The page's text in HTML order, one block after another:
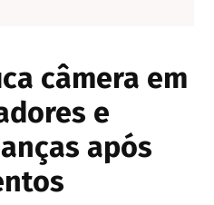
câmera em
e
após